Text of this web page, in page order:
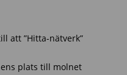
att ”Hitta-nätverk”
plats till molnet